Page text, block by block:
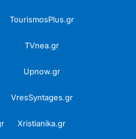
TourismosPlus.gr
TVnea.gr
Upnow.gr
VresSyntages.gr
Xristianika.gr